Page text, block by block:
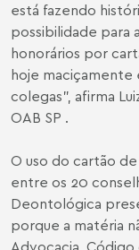
está fazendo
possibilidade para
honorários por
hoje maciçamente
colegas”, afirma
OAB SP .
O uso do cartão
entre os 20
Deontológica
porque a matéria
Advocacia,